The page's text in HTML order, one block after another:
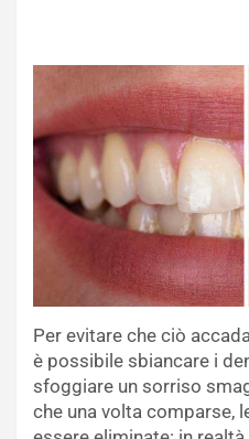
Per evitare che ciò
è possibile sbiancare i
sfoggiare un sorriso
che una volta comparse,